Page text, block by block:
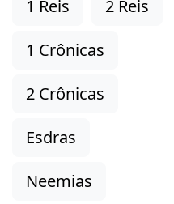
1 Reis
2 Reis
1 Crônicas
2 Crônicas
Esdras
Neemias